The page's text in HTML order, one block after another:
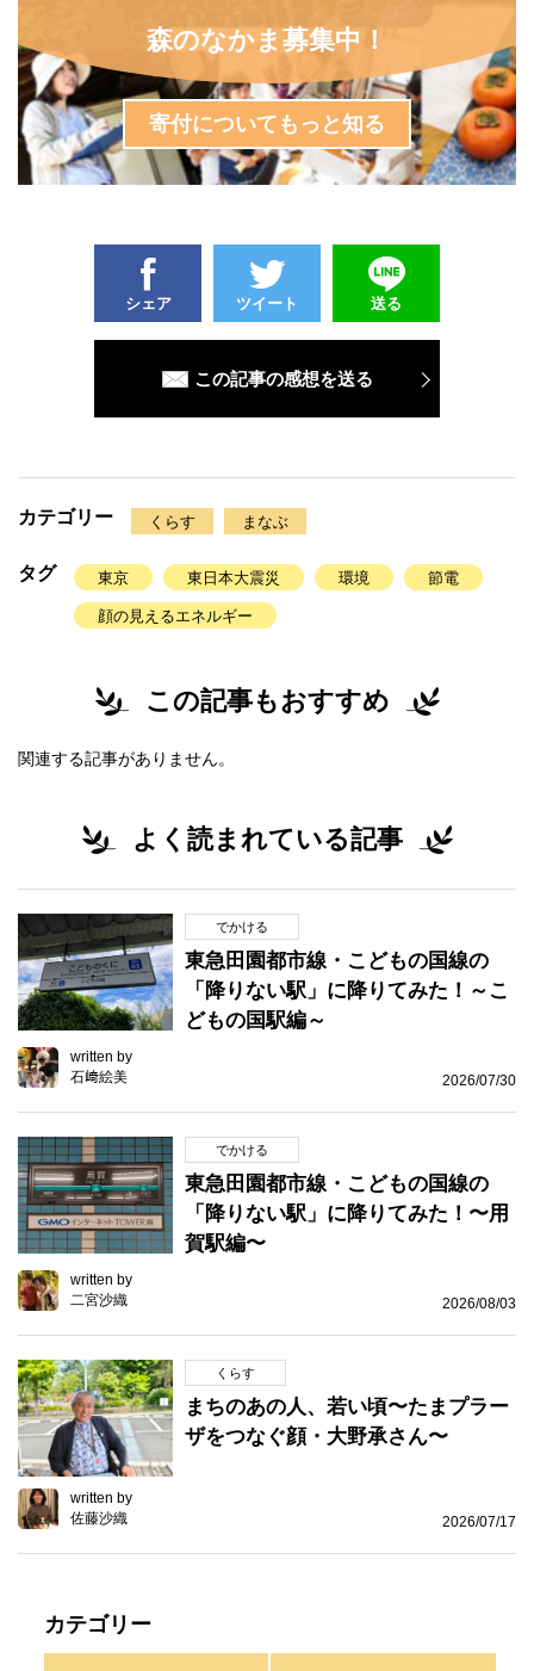
森のなかま募集中！
寄付についてもっと知る
シェア ツイート 送る
この記事の感想を送る
カテゴリー くらす まなぶ
タグ 東京 東日本大震災 環境 節電
顔の見えるエネルギー
この記事もおすすめ
関連する記事がありません。
よく読まれている記事
でかける
東急田園都市線・こどもの国線の
「降りない駅」に降りてみた！～こ
どもの国駅編～
written by
石﨑絵美
2026/07/30
でかける
東急田園都市線・こどもの国線の
「降りない駅」に降りてみた！〜用
賀駅編〜
written by
二宮沙織
2026/08/03
くらす
まちのあの人、若い頃〜たまプラー
ザをつなぐ顔・大野承さん〜
written by
佐藤沙織
2026/07/17
カテゴリー